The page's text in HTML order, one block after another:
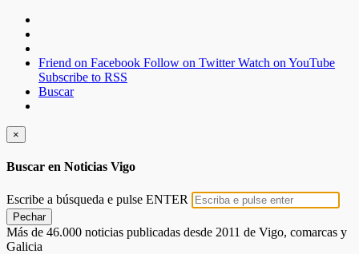
Friend on Facebook Follow on Twitter Watch on YouTube
Subscribe to RSS
Buscar
×
Buscar en Noticias Vigo
Escribe a búsqueda e pulse ENTER
Pechar
Más de 46.000 noticias publicadas desde 2011 de Vigo, comarcas y
Galicia